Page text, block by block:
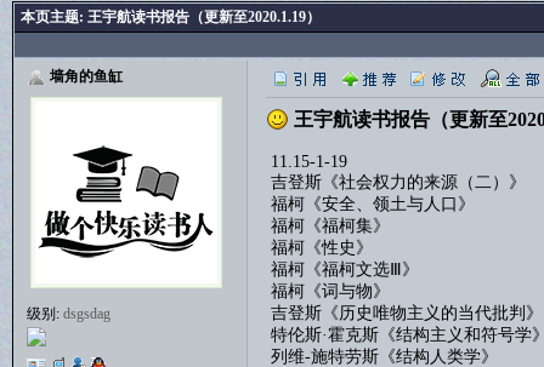
本页主题: 王宇航读书报告（更新至2020.1.19）
墙角的鱼缸
级别: dsgsdag
王宇航读书报告（更新至
11.15-1-19
吉登斯《社会权力的来源（二）》
福柯《安全、领土与人口》
福柯《福柯集》
福柯《性史》
福柯《福柯文选Ⅲ》
福柯《词与物》
吉登斯《历史唯物主义的当代批判》
特伦斯·霍克斯《结构主义和符号学
列维-施特劳斯《结构人类学》